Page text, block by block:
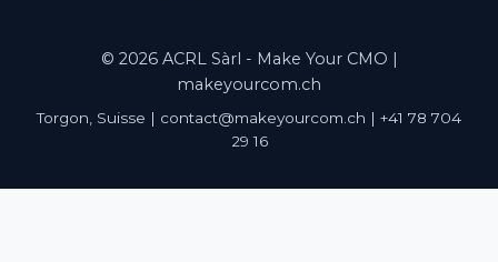
© 2026 ACRL Sàrl - Make Your CMO |
makeyourcom.ch
Torgon, Suisse | contact@makeyourcom.ch | +41 78 704
29 16